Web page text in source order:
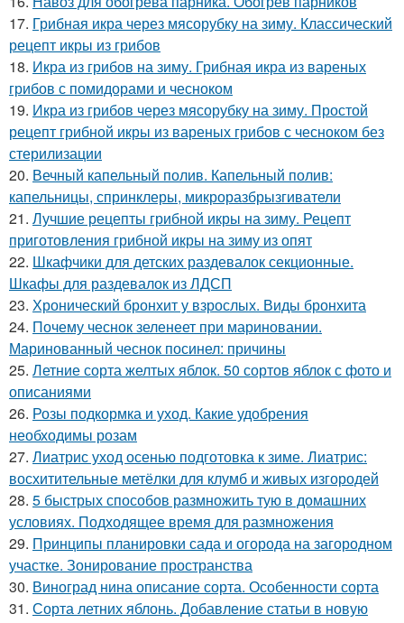
17. Грибная икра через мясорубку на зиму. Классический
рецепт икры из грибов
18. Икра из грибов на зиму. Грибная икра из вареных
грибов с помидорами и чесноком
19. Икра из грибов через мясорубку на зиму. Простой
рецепт грибной икры из вареных грибов с чесноком без
стерилизации
20. Вечный капельный полив. Капельный полив:
капельницы, спринклеры, микроразбрызгиватели
21. Лучшие рецепты грибной икры на зиму. Рецепт
приготовления грибной икры на зиму из опят
22. Шкафчики для детских раздевалок секционные.
Шкафы для раздевалок из ЛДСП
23. Хронический бронхит у взрослых. Виды бронхита
24. Почему чеснок зеленеет при мариновании.
Маринованный чеснок посинел: причины
25. Летние сорта желтых яблок. 50 сортов яблок с фото и
описаниями
26. Розы подкормка и уход. Какие удобрения
необходимы розам
27. Лиатрис уход осенью подготовка к зиме. Лиатрис:
восхитительные метёлки для клумб и живых изгородей
28. 5 быстрых способов размножить тую в домашних
условиях. Подходящее время для размножения
29. Принципы планировки сада и огорода на загородном
участке. Зонирование пространства
30. Виноград нина описание сорта. Особенности сорта
31. Сорта летних яблонь. Добавление статьи в новую